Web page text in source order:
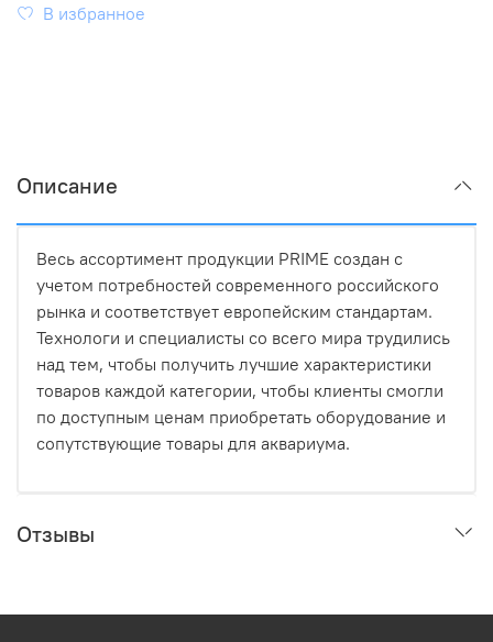
В избранное
Описание
Весь ассортимент продукции PRIME создан с
учетом потребностей современного российского
рынка и соответствует европейским стандартам.
Технологи и специалисты со всего мира трудились
над тем, чтобы получить лучшие характеристики
товаров каждой категории, чтобы клиенты смогли
по доступным ценам приобретать оборудование и
сопутствующие товары для аквариума.
Отзывы